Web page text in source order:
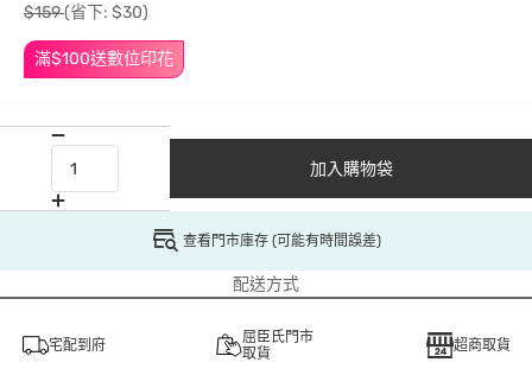
滿$100送數位印花
$159(省下: $30)
加入購物袋
查看門市庫存 (可能有時間誤差)
配送方式
宅配到府
屈臣氏門市
取貨
超商取貨